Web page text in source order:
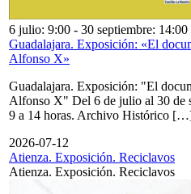
6 julio: 9:00 - 30 septiembre: 14:00
Guadalajara. Exposición: «El
Alfonso X»
Guadalajara. Exposición: "El
Alfonso X" Del 6 de julio al 30 de
9 a 14 horas. Archivo Histórico
2026-07-12
Atienza. Exposición. Reciclavos
Atienza. Exposición. Reciclavos